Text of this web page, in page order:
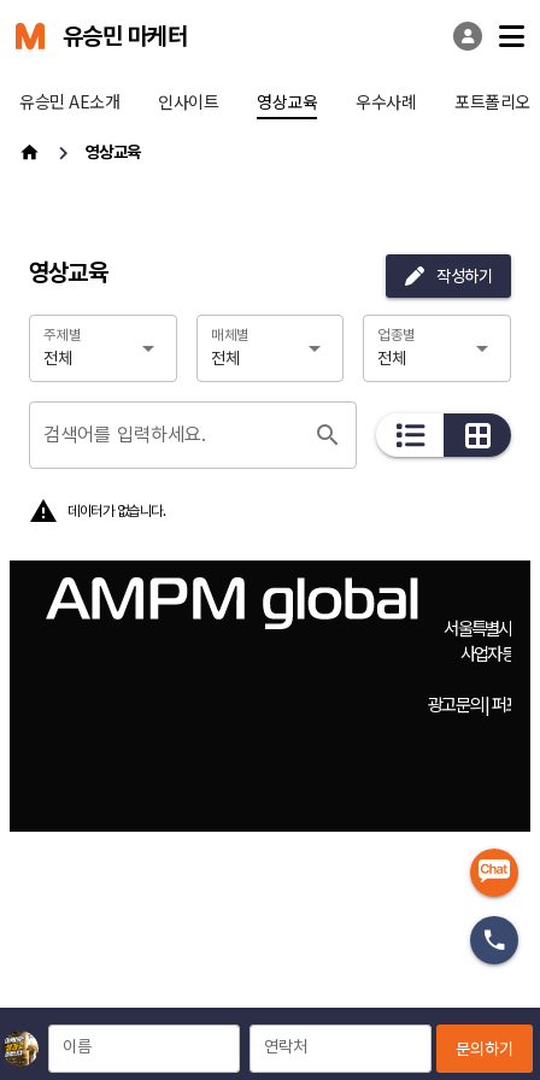
유승민 마케터
유승민 AE소개 인사이트 영상교육 우수사례 포트폴리오
영상교육
영상교육 작성하기
전체
주제별
전체
매체별
전체
업종별
검색어를 입력하세요.
데이터가 없습니다.
이름 연락처 문의하기